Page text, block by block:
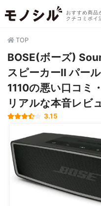
おすすめ商品
クチコミポイ
TOP
BOSE(ボーズ)
スピーカーII パー
1110の悪い口コミ
リアルな本音レビ
3.15